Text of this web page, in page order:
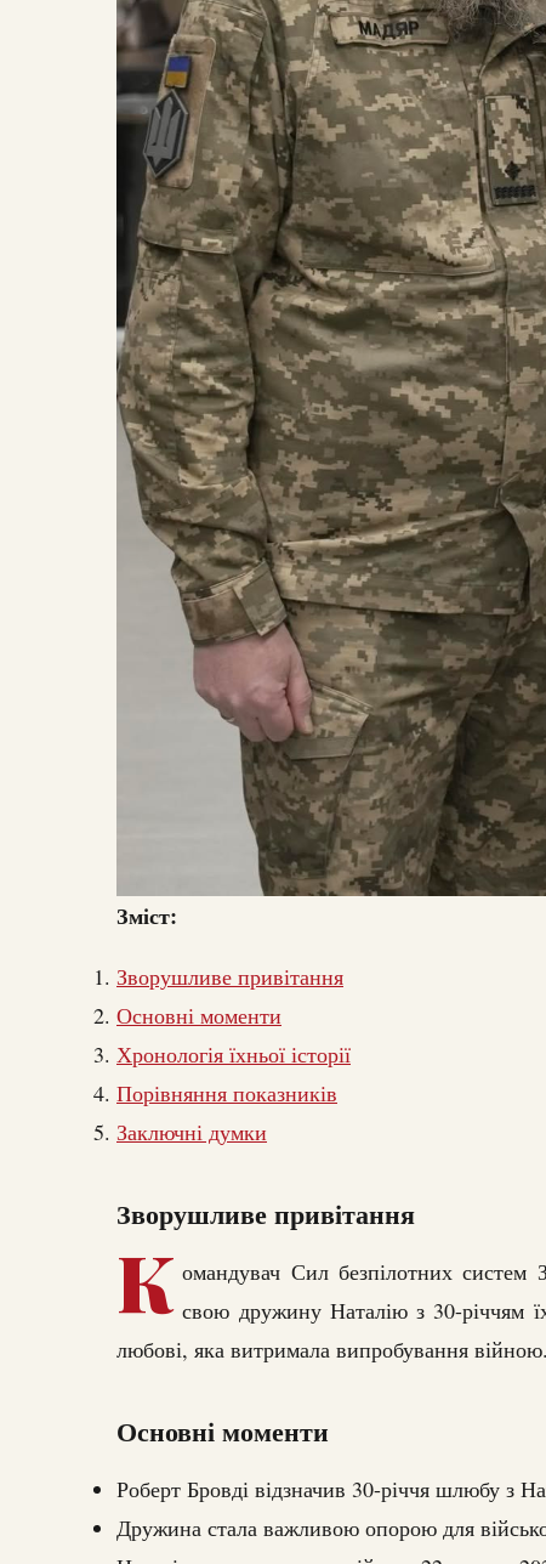
Зміст:
Зворушливе привітання
Основні моменти
Хронологія їхньої історії
Порівняння показників
Заключні думки
Зворушливе привітання
К омандувач Сил безпілотних
свою дружину Наталію з 30-річчям
любові, яка витримала випробування війною.
Основні моменти
Роберт Бровді відзначив 30-річчя шлюбу з
Дружина стала важливою опорою для